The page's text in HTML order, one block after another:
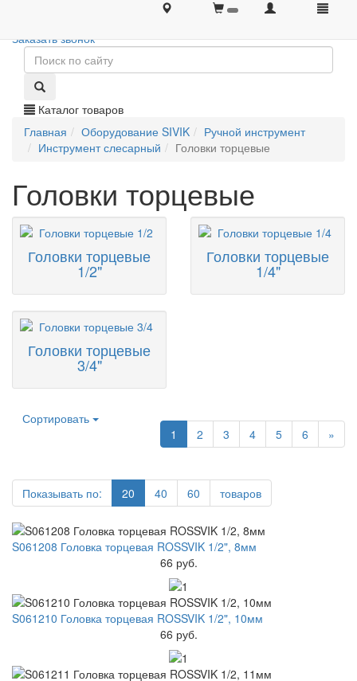
+7 (495) 646-08-66 +7 (495) 646-08-66
Заказать звонок
Каталог товаров
Главная
Оборудование SIVIK
Ручной инструмент
Инструмент слесарный
Головки торцевые
Головки торцевые
Головки торцевые
1/2"
Головки торцевые
1/4"
Головки торцевые
3/4"
Сортировать
1
2 3 4 5 6 »
Показывать по: 20 40 60 товаров
S061208 Головка торцевая ROSSVIK 1/2", 8мм
66 руб.
S061210 Головка торцевая ROSSVIK 1/2", 10мм
66 руб.